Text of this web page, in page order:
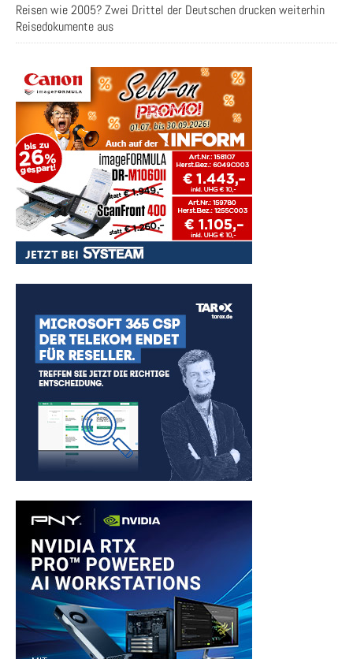
Reisen wie 2005? Zwei Drittel der Deutschen drucken weiterhin
Reisedokumente aus